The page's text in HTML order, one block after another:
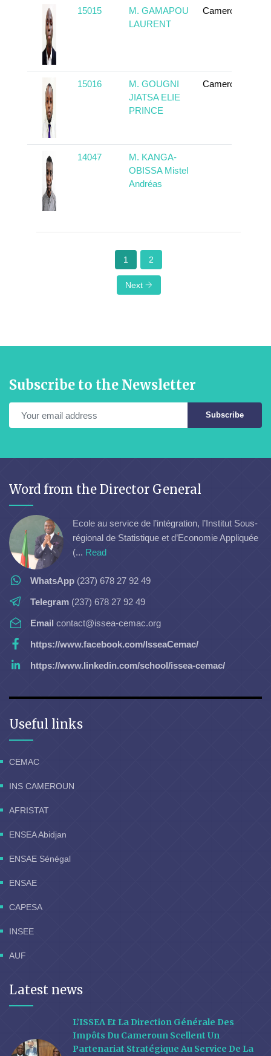
15015
M. GAMAPOU
LAURENT
Cameroun
15016
M. GOUGNI
JIATSA ELIE
PRINCE
Cameroun
14047
M. KANGA-
OBISSA Mistel
Andréas
1 2
Next
Subscribe to the Newsletter
Subscribe
Word from the Director General
Ecole au service de l’intégration, l’Institut Sous-
régional de Statistique et d’Economie Appliquée
(... Read
WhatsApp (237) 678 27 92 49
Telegram (237) 678 27 92 49
Email contact@issea-cemac.org
https://www.facebook.com/IsseaCemac/
https://www.linkedin.com/school/issea-cemac/
Useful links
CEMAC
INS CAMEROUN
AFRISTAT
ENSEA Abidjan
ENSAE Sénégal
ENSAE
CAPESA
INSEE
AUF
Latest news
L’ISSEA Et La Direction Générale Des
Impôts Du Cameroun Scellent Un
Partenariat Stratégique Au Service De La